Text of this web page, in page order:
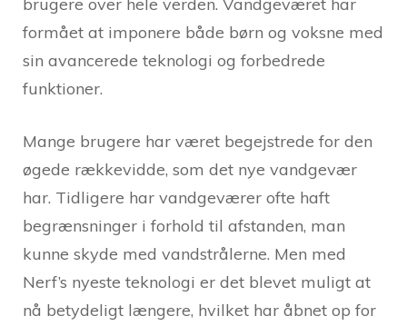
formået at imponere både børn og voksne med
sin avancerede teknologi og forbedrede
funktioner.
Mange brugere har været begejstrede for den
øgede rækkevidde, som det nye vandgevær
har. Tidligere har vandgeværer ofte haft
begrænsninger i forhold til afstanden, man
kunne skyde med vandstrålerne. Men med
Nerf’s nyeste teknologi er det blevet muligt at
nå betydeligt længere, hvilket har åbnet op for